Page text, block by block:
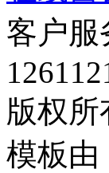
客户服
版权所
模板由